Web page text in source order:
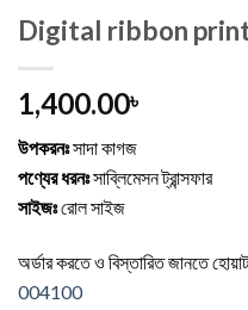
Digital ribbon
1,400.00৳
উপকরনঃসাদা কাগজ
পণ্যের ধরনঃসাব্লিমেসন ট্রান্সফার
সাইজঃরোল সাইজ
অর্ডার করতে ও বিস্তারিত জানতে
004100